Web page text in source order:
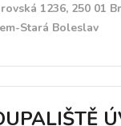
1236, 250 01
Stará Boleslav